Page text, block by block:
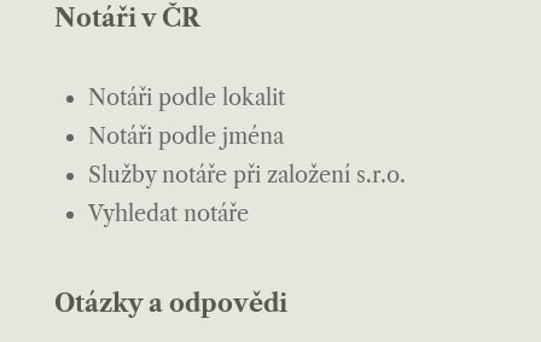
Notáři v ČR
Notáři podle lokalit
Notáři podle jména
Služby notáře při založení s.r.o.
Vyhledat notáře
Otázky a odpovědi